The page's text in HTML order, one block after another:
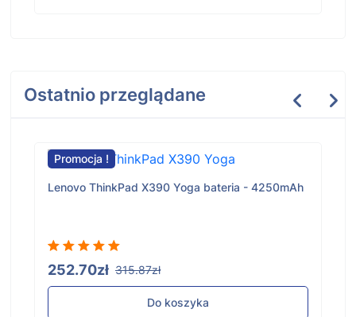
Ostatnio przeglądane
Promocja !
Lenovo ThinkPad X390 Yoga bateria - 4250mAh
252.70zł 315.87zł
Do koszyka